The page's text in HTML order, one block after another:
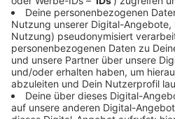
Alle auf dem Gelände
unbedingt zuhause oder in
werden. Erlaubt seien auf dem
persönlicher Kleidung nur
Schlüsselbund, Gürtel- oder